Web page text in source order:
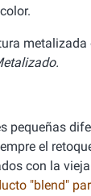
pequeñas
el
con la
"blend"